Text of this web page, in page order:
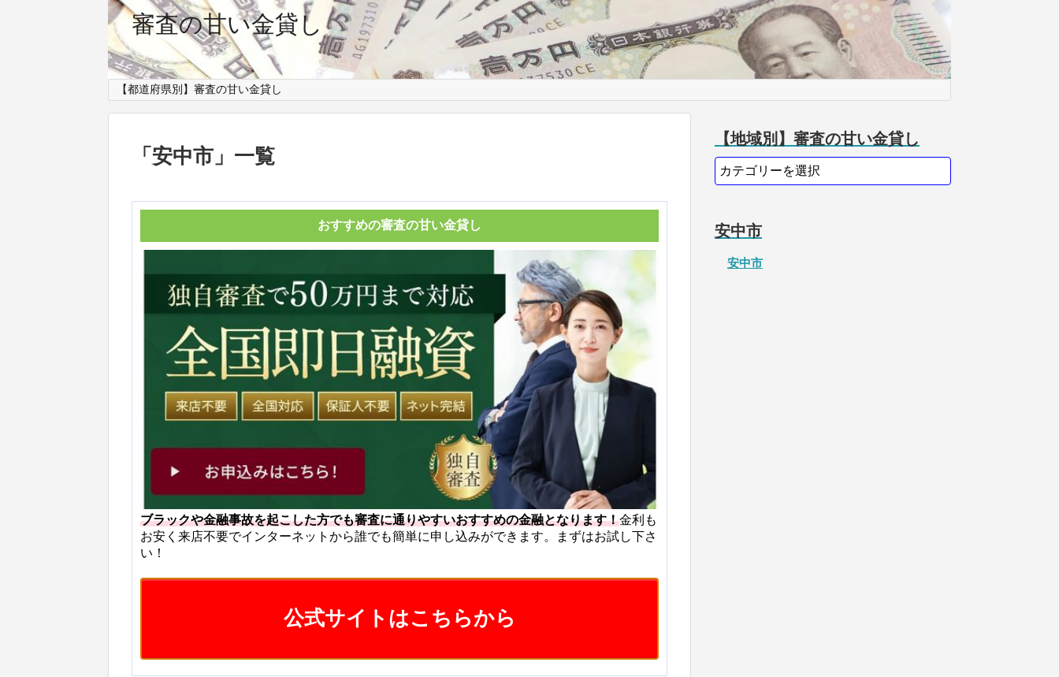
審査の甘い金貸し
【都道府県別】審査の甘い金貸し
「 安中市 」 一覧
おすすめの審査の甘い金貸し
ブラックや金融事故を起こした方でも審査に通りやすいおすすめの金融となります！金利も
お安く来店不要でインターネットから誰でも簡単に申し込みができます。まずはお試し下さ
い！
公式サイトはこちらから
【地域別】審査の甘い金貸し
安中市
安中市